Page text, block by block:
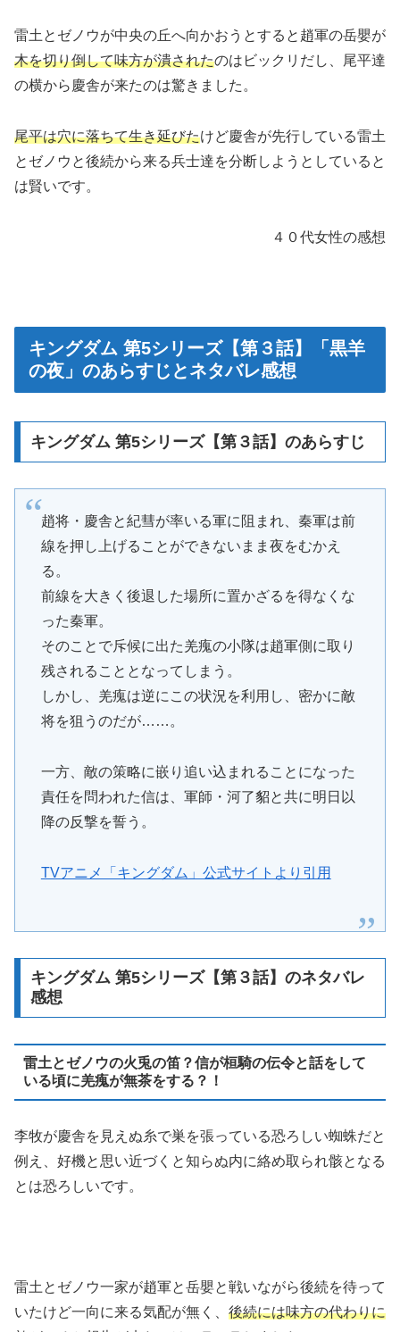
雷土とゼノウが中央の丘へ向かおうとすると趙軍の岳嬰が
木を切り倒して味方が潰されたのはビックリだし、尾平達
の横から慶舎が来たのは驚きました。
尾平は穴に落ちて生き延びたけど慶舎が先行している雷土
とゼノウと後続から来る兵士達を分断しようとしていると
は賢いです。
４０代女性の感想
キングダム 第5シリーズ【第３話】「黒羊
の夜」のあらすじとネタバレ感想
キングダム 第5シリーズ【第３話】のあらすじ
趙将・慶舎と紀彗が率いる軍に阻まれ、秦軍は前
線を押し上げることができないまま夜をむかえ
る。
前線を大きく後退した場所に置かざるを得なくな
った秦軍。
そのことで斥候に出た羌瘣の小隊は趙軍側に取り
残されることとなってしまう。
しかし、羌瘣は逆にこの状況を利用し、密かに敵
将を狙うのだが……。
一方、敵の策略に嵌り追い込まれることになった
責任を問われた信は、軍師・河了貂と共に明日以
降の反撃を誓う。
TVアニメ「キングダム」公式サイトより引用
キングダム 第5シリーズ【第３話】のネタバレ
感想
雷土とゼノウの火兎の笛？信が桓騎の伝令と話をして
いる頃に羌瘣が無茶をする？！
李牧が慶舎を見えぬ糸で巣を張っている恐ろしい蜘蛛だと
例え、好機と思い近づくと知らぬ内に絡め取られ骸となる
とは恐ろしいです。
雷土とゼノウ一家が趙軍と岳嬰と戦いながら後続を待って
いたけど一向に来る気配が無く、 後続には味方の代わりに